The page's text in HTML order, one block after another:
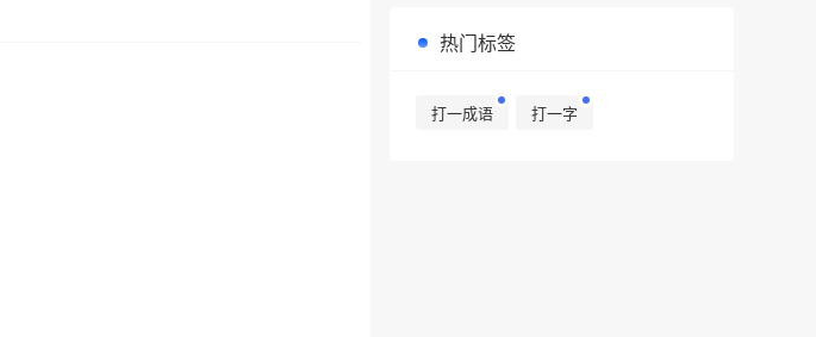
热门标签
打一成语 打一字